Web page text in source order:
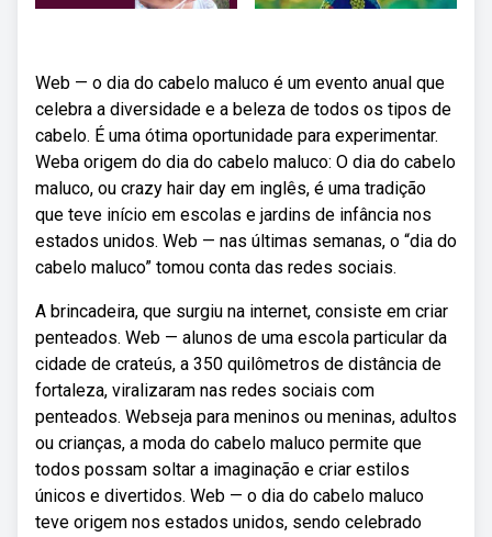
Web — o dia do cabelo maluco é um evento anual que
celebra a diversidade e a beleza de todos os tipos de
cabelo. É uma ótima oportunidade para experimentar.
Weba origem do dia do cabelo maluco: O dia do cabelo
maluco, ou crazy hair day em inglês, é uma tradição
que teve início em escolas e jardins de infância nos
estados unidos. Web — nas últimas semanas, o “dia do
cabelo maluco” tomou conta das redes sociais.
A brincadeira, que surgiu na internet, consiste em criar
penteados. Web — alunos de uma escola particular da
cidade de crateús, a 350 quilômetros de distância de
fortaleza, viralizaram nas redes sociais com
penteados. Webseja para meninos ou meninas, adultos
ou crianças, a moda do cabelo maluco permite que
todos possam soltar a imaginação e criar estilos
únicos e divertidos. Web — o dia do cabelo maluco
teve origem nos estados unidos, sendo celebrado